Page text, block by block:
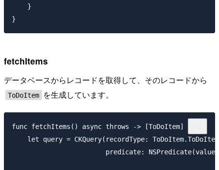
    }
fetchItems
データベースからレコードを取得して、そのレコードから
ToDoItem を生成しています。
func fetchItems() async throws -> [ToDoItem] {
let query = CKQuery(recordType:
predicate: